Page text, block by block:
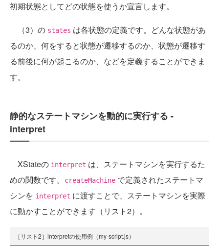
初期状態としてどの状態を使うか宣言します。
（3）の states は各状態の定義です。どんな状態があ
るのか、何をすると状態が遷移するのか、状態が遷移す
る前後に何が起こるのか、などを定義することができま
す。
静的なステートマシンを動的に実行する -
interpret
XStateの interpret は、ステートマシンを実行するた
めの関数です。
createMachine で定義されたステートマ
シンを interpret に渡すことで、ステートマシンを実際
に動かすことができます（リスト2）。
［リスト2］interpretの使用例（my-script.js）